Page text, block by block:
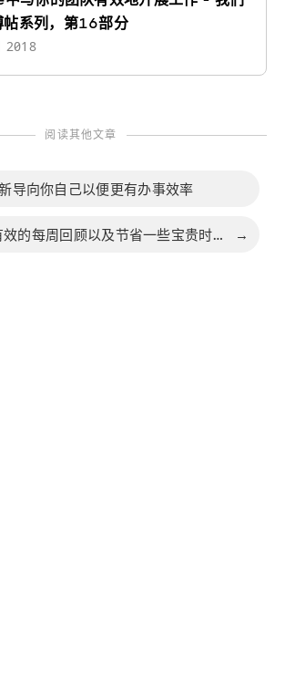
帖系列，第16部分
2018
阅读其他文章
导向你自己以便更有办事效率
我是如何进行有效的每周回顾以及节省一些宝贵时间的 →